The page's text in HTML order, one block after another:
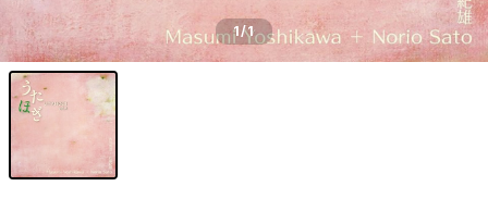
1/1